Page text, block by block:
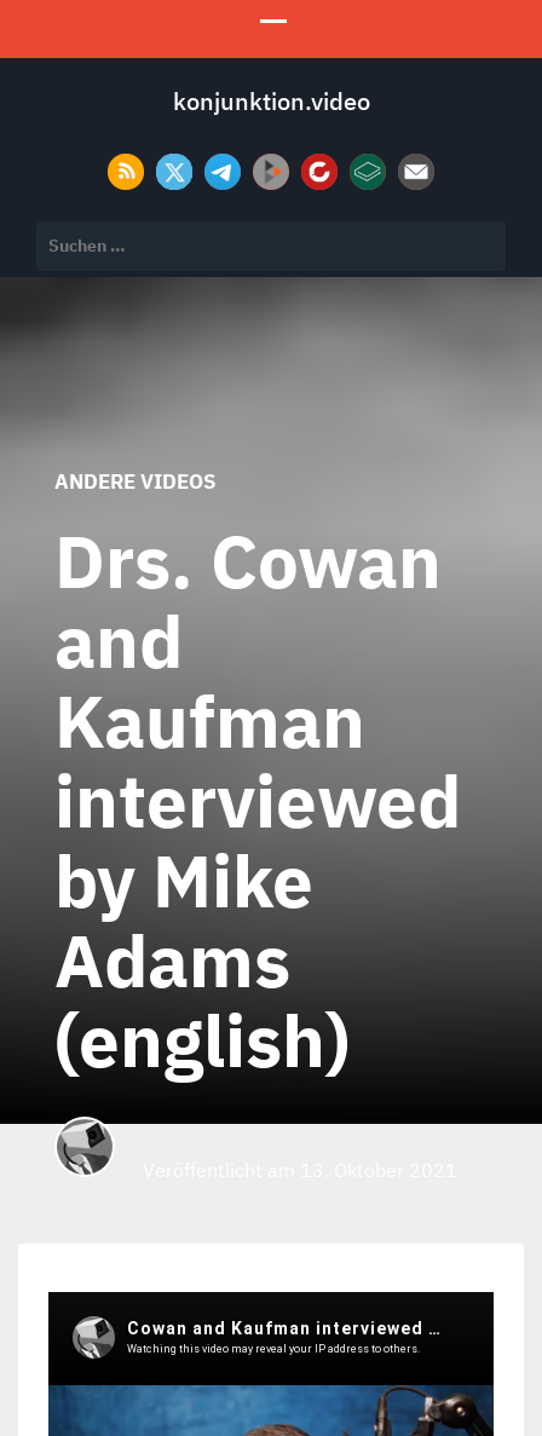
konjunktion.video
nach:
ANDERE VIDEOS
Drs. Cowan
and
Kaufman
interviewed
by Mike
Adams
(english)